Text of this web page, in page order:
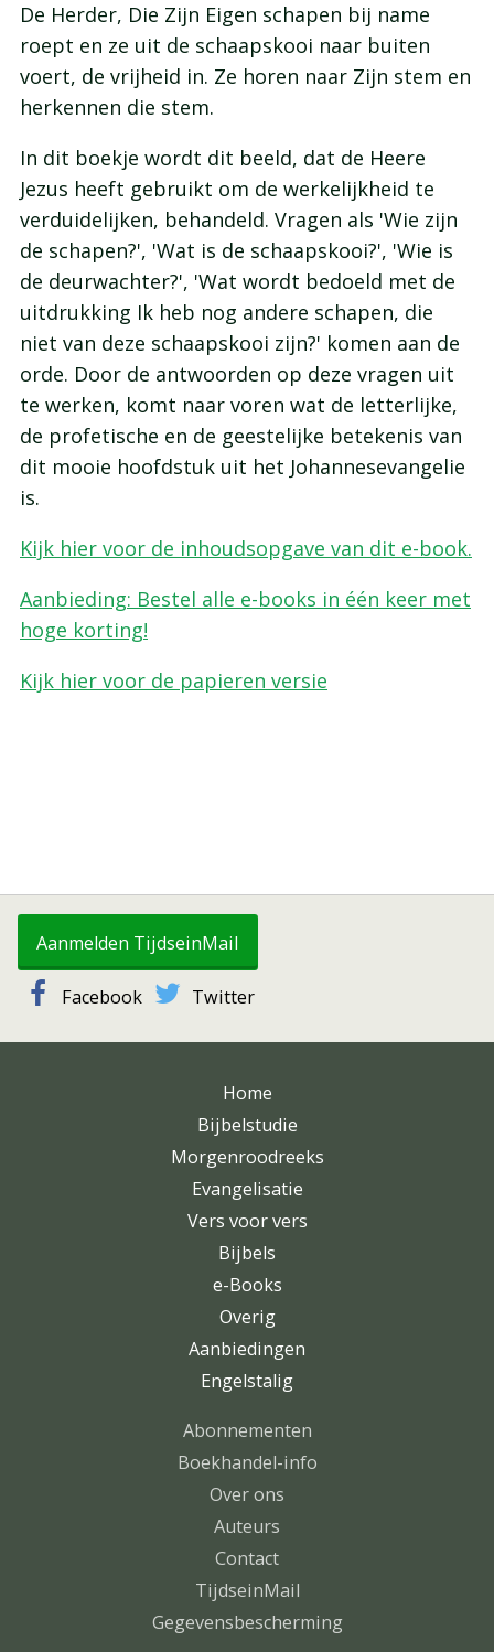
De Herder, Die Zijn Eigen schapen bij name
roept en ze uit de schaapskooi naar buiten
voert, de vrijheid in. Ze horen naar Zijn stem en
herkennen die stem.
In dit boekje wordt dit beeld, dat de Heere
Jezus heeft gebruikt om de werkelijkheid te
verduidelijken, behandeld. Vragen als 'Wie zijn
de schapen?', 'Wat is de schaapskooi?', 'Wie is
de deurwachter?', 'Wat wordt bedoeld met de
uitdrukking Ik heb nog andere schapen, die
niet van deze schaapskooi zijn?' komen aan de
orde. Door de antwoorden op deze vragen uit
te werken, komt naar voren wat de letterlijke,
de profetische en de geestelijke betekenis van
dit mooie hoofdstuk uit het Johannesevangelie
is.
Kijk hier voor de inhoudsopgave van dit e-book.
Aanbieding: Bestel alle e-books in één keer met
hoge korting!
Kijk hier voor de papieren versie
Aanmelden TijdseinMail
Facebook Twitter
Home
Bijbelstudie
Morgenroodreeks
Evangelisatie
Vers voor vers
Bijbels
e-Books
Overig
Aanbiedingen
Engelstalig
Abonnementen
Boekhandel-info
Over ons
Auteurs
Contact
TijdseinMail
Gegevensbescherming